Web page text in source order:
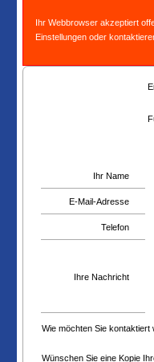
Ihr Webbrowser akzeptiert
Einstellungen oder
Ihr Name
E-Mail-Adresse
Telefon
Ihre Nachricht
Wie möchten Sie kontaktiert
Wünschen Sie eine Kopie